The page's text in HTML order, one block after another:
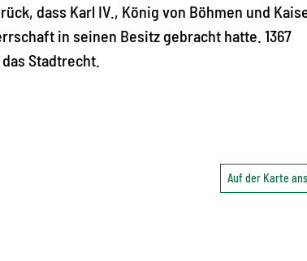
dass Karl IV., König von Böhmen und
in seinen Besitz gebracht hatte. 1367
Stadtrecht.
Auf der Karte